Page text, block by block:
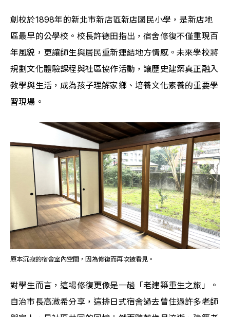
創校於1898年的新北市新店區新店國民小學，是新店地
區最早的公學校。校長許德田指出，宿舍修復不僅重現百
年風貌，更讓師生與居民重新連結地方情感。未來學校將
規劃文化體驗課程與社區協作活動，讓歷史建築真正融入
教學與生活，成為孩子理解家鄉、培養文化素養的重要學
習現場。
原本沉寂的宿舍室內空間，因為修復而再次被看見。
對學生而言，這場修復更像是一趟「老建築重生之旅」。
自治市長高溦希分享，這排日式宿舍過去曾住過許多老師